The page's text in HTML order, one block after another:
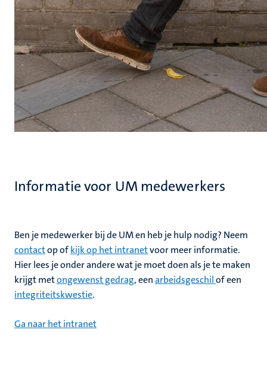
Informatie voor UM medewerkers
Ben je medewerker bij de UM en heb je hulp nodig? Neem
contactop ofkijk op het intranetvoor meer informatie.
Hier lees je onder andere wat je moet doen als je te maken
krijgt metongewenst gedrag, eenarbeidsgeschilof een
integriteitskwestie.
Ga naar het intranet